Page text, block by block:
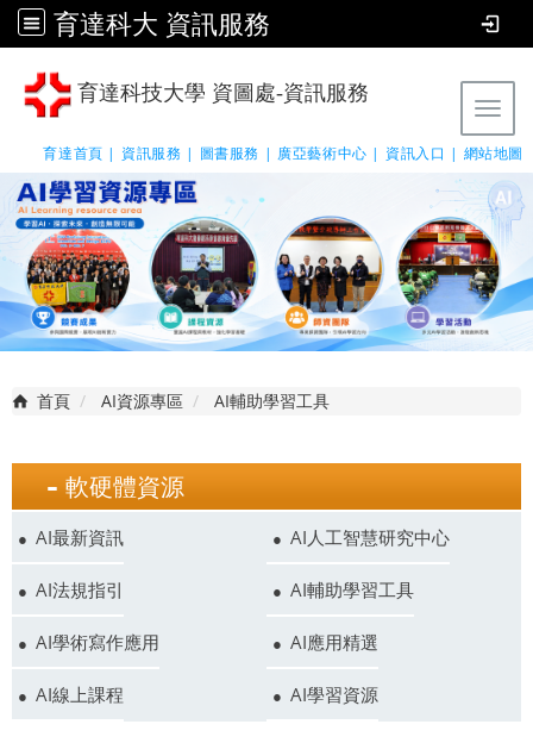
育達科大 資訊服務
育達科技大學 資圖處-資訊服務
育達首頁 | 資訊服務 | 圖書服務 | 廣亞藝術中心 | 資訊入口 | 網站地圖
首頁 AI資源專區 AI輔助學習工具
軟硬體資源
AI最新資訊 AI人工智慧研究中心
AI法規指引 AI輔助學習工具
AI學術寫作應用 AI應用精選
AI線上課程 AI學習資源